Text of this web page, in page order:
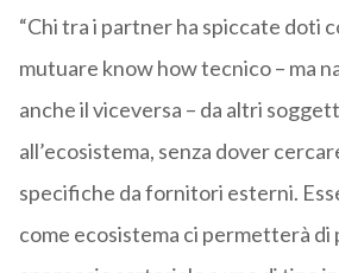
“Chi tra i partner ha spiccate doti
mutuare know how tecnico – ma
anche il viceversa – da altri
all’ecosistema, senza dover
specifiche da fornitori esterni.
come ecosistema ci permetterà di